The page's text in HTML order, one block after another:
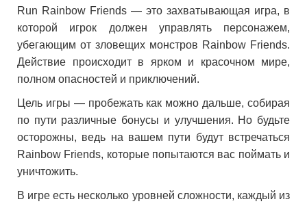
Run Rainbow Friends — это захватывающая игра, в
которой игрок должен управлять персонажем,
убегающим от зловещих монстров Rainbow Friends.
Действие происходит в ярком и красочном мире,
полном опасностей и приключений.
Цель игры — пробежать как можно дальше, собирая
по пути различные бонусы и улучшения. Но будьте
осторожны, ведь на вашем пути будут встречаться
Rainbow Friends, которые попытаются вас поймать и
уничтожить.
В игре есть несколько уровней сложности, каждый из